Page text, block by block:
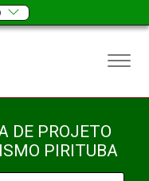
DE PROJETO
PIRITUBA